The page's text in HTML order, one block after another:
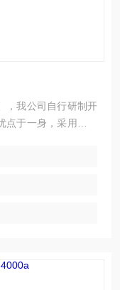
，我公司自行研制开
于一身，采用数控
制作的变流器，具有